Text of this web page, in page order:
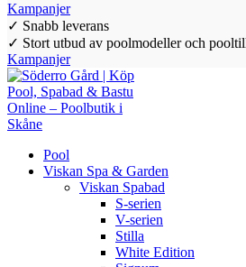
Kampanjer
✓ Snabb leverans
✓ Stort utbud av poolmodeller och
Kampanjer
Pool
Viskan Spa & Garden
Viskan Spabad
S-serien
V-serien
Stilla
White Edition